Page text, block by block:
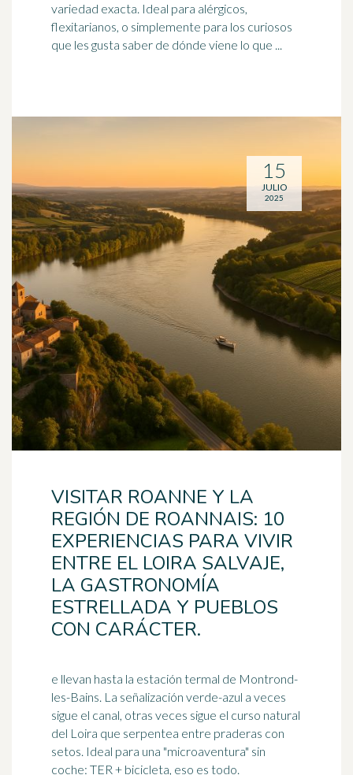
variedad exacta. Ideal para alérgicos,
flexitarianos, o simplemente para los curiosos
que les gusta saber de dónde viene lo que ...
VISITAR ROANNE Y LA
REGIÓN DE ROANNAIS: 10
EXPERIENCIAS PARA VIVIR
ENTRE EL LOIRA SALVAJE,
LA GASTRONOMÍA
ESTRELLADA Y PUEBLOS
CON CARÁCTER.
e llevan hasta la estación termal de Montrond-
les-Bains. La señalización verde-azul a veces
sigue el canal, otras veces sigue el curso natural
del Loira que serpentea entre praderas con
setos. Ideal para una "microaventura" sin
coche: TER + bicicleta, eso es todo.
15
JULIO
2025